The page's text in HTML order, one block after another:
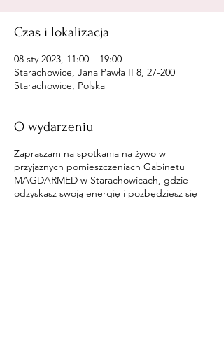
Czas i lokalizacja
08 sty 2023, 11:00 – 19:00
Starachowice, Jana Pawła II 8, 27-200
Starachowice, Polska
O wydarzeniu
Zapraszam na spotkania na żywo w
przyjaznych pomieszczeniach Gabinetu
MAGDARMED w Starachowicach, gdzie
odzyskasz swoją energię i pozbędziesz się